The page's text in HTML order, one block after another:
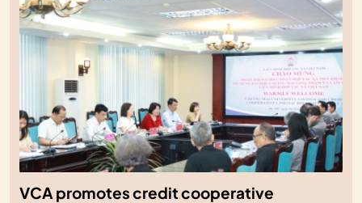
VCA promotes credit cooperative